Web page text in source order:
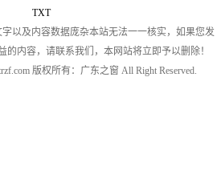
TXT
以及内容数据庞杂本站无法一一核实，如果您发
的内容，请联系我们，本网站将立即予以删除！
版权所有：广东之窗 All Right Reserved.